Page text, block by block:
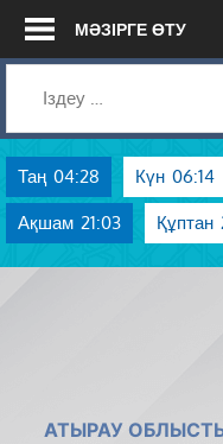
Skip
МӘЗІРГЕ ӨТУ
Таң 04:28 Күн 06:14
Ақшам 21:03 Құптан
АТЫРАУ